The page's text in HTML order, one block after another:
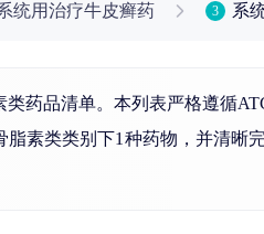
统用治疗牛皮癣药 3 系
药品清单。本列表严格遵循
脂素类类别下1种药物，并清晰